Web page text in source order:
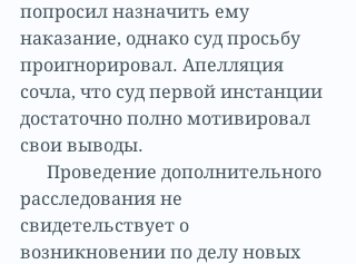
попросил назначить ему
наказание, однако суд просьбу
проигнорировал. Апелляция
сочла, что суд первой инстанции
достаточно полно мотивировал
свои выводы.
расследования не
свидетельствует о
возникновении по делу новых